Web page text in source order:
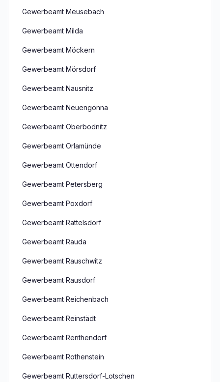
Gewerbeamt Meusebach
Gewerbeamt Milda
Gewerbeamt Möckern
Gewerbeamt Mörsdorf
Gewerbeamt Nausnitz
Gewerbeamt Neuengönna
Gewerbeamt Oberbodnitz
Gewerbeamt Orlamünde
Gewerbeamt Ottendorf
Gewerbeamt Petersberg
Gewerbeamt Poxdorf
Gewerbeamt Rattelsdorf
Gewerbeamt Rauda
Gewerbeamt Rauschwitz
Gewerbeamt Rausdorf
Gewerbeamt Reichenbach
Gewerbeamt Reinstädt
Gewerbeamt Renthendorf
Gewerbeamt Rothenstein
Gewerbeamt Ruttersdorf-Lotschen